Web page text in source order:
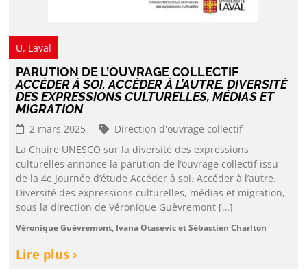
U. Laval
PARUTION DE L’OUVRAGE COLLECTIF
ACCÉDER À SOI. ACCÉDER À L’AUTRE. DIVERSITÉ
DES EXPRESSIONS CULTURELLES, MÉDIAS ET
MIGRATION
2 mars 2025
Direction d'ouvrage collectif
La Chaire UNESCO sur la diversité des expressions
culturelles annonce la parution de l’ouvrage collectif issu
de la 4e Journée d’étude Accéder à soi. Accéder à l’autre.
Diversité des expressions culturelles, médias et migration,
sous la direction de Véronique Guèvremont […]
Véronique Guèvremont, Ivana Otasevic et Sébastien Charlton
Lire plus ›